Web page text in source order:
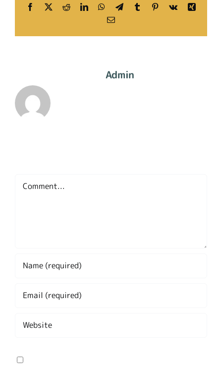
Facebook
X RedditLinkedInWhatsApp
TelegramTumblr Pinterest
Vk
Xing
Email
Admin